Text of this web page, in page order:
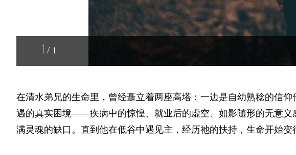
1 / 1
在清水弟兄的生命里，曾经矗立着两座高塔：一边是自幼熟稔的信
遇的真实困境——疾病中的惊惶、就业后的虚空、如影随形的无意义
满灵魂的缺口。直到他在低谷中遇见主，经历祂的扶持，生命开始变